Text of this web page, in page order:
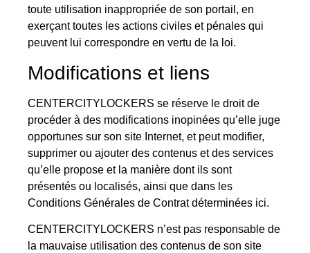
toute utilisation inappropriée de son portail, en
exerçant toutes les actions civiles et pénales qui
peuvent lui correspondre en vertu de la loi.
Modifications et liens
CENTERCITYLOCKERS se réserve le droit de
procéder à des modifications inopinées qu’elle juge
opportunes sur son site Internet, et peut modifier,
supprimer ou ajouter des contenus et des services
qu’elle propose et la manière dont ils sont
présentés ou localisés, ainsi que dans les
Conditions Générales de Contrat déterminées ici.
CENTERCITYLOCKERS n’est pas responsable de
la mauvaise utilisation des contenus de son site